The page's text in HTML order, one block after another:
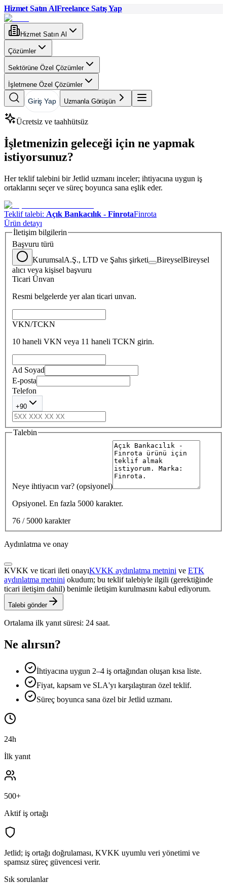
Hizmet Satın AlFreelance Satış Yap
Hizmet Satın Al
Çözümler
Sektörüne Özel Çözümler
İşletmene Özel Çözümler
Giriş Yap Uzmanla Görüşün
Ücretsiz ve taahhütsüz
İşletmenizin geleceği için ne yapmak
istiyorsunuz?
Her teklif talebini bir Jetlid uzmanı inceler; ihtiyacına uygun iş
ortaklarını seçer ve süreç boyunca sana eşlik eder.
Teklif talebi: Açık Bankacılık - FinrotaFinrota
Ürün detayı
İletişim bilgilerin
Başvuru türü
KurumsalA.Ş., LTD ve Şahıs şirketi BireyselBireysel
alıcı veya kişisel başvuru
Ticari Ünvan
Resmi belgelerde yer alan ticari unvan.
VKN/TCKN
10 haneli VKN veya 11 haneli TCKN girin.
Ad Soyad
E-posta
Telefon
+90
Talebin
Neye ihtiyacın var? (opsiyonel)
Opsiyonel. En fazla 5000 karakter.
76 / 5000 karakter
Aydınlatma ve onay
KVKK ve ticari ileti onayıKVKK aydınlatma metnini ve ETK
aydınlatma metnini okudum; bu teklif talebiyle ilgili (gerektiğinde
ticari iletişim dahil) benimle iletişim kurulmasını kabul ediyorum.
Talebi gönder
Ortalama ilk yanıt süresi: 24 saat.
Ne alırsın?
İhtiyacına uygun 2–4 iş ortağından oluşan kısa liste.
Fiyat, kapsam ve SLA'yı karşılaştıran özel teklif.
Süreç boyunca sana özel bir Jetlid uzmanı.
24h
İlk yanıt
500+
Aktif iş ortağı
Jetlid; iş ortağı doğrulaması, KVKK uyumlu veri yönetimi ve
spamsız süreç güvencesi verir.
Sık sorulanlar